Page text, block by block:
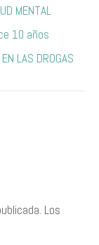
MENTAL
10 años
LAS DROGAS
Los